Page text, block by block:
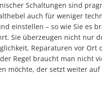
Schaltungen sind
auch für weniger
einstellen – so wie Sie es
Sie überzeugen nicht nur
Reparaturen vor
Regel braucht man nicht
möchte, der setzt weiter